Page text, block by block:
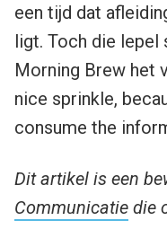
een tijd dat
ligt. Toch die lepel
Morning Brew het
nice sprinkle,
consume the
Dit artikel is een
Communicatie die